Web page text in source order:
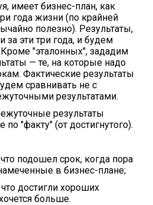
имеет бизнес-план, как
года жизни (по крайней
полезно). Результаты,
эти три года, и будем
"эталонных", зададим
— те, на которые надо
Фактические результаты
сравнивать не с
результатами.
результаты
по "факту" (от достигнутого).
подошел срок, когда пора
в бизнес-плане;
достигли хороших
больше.